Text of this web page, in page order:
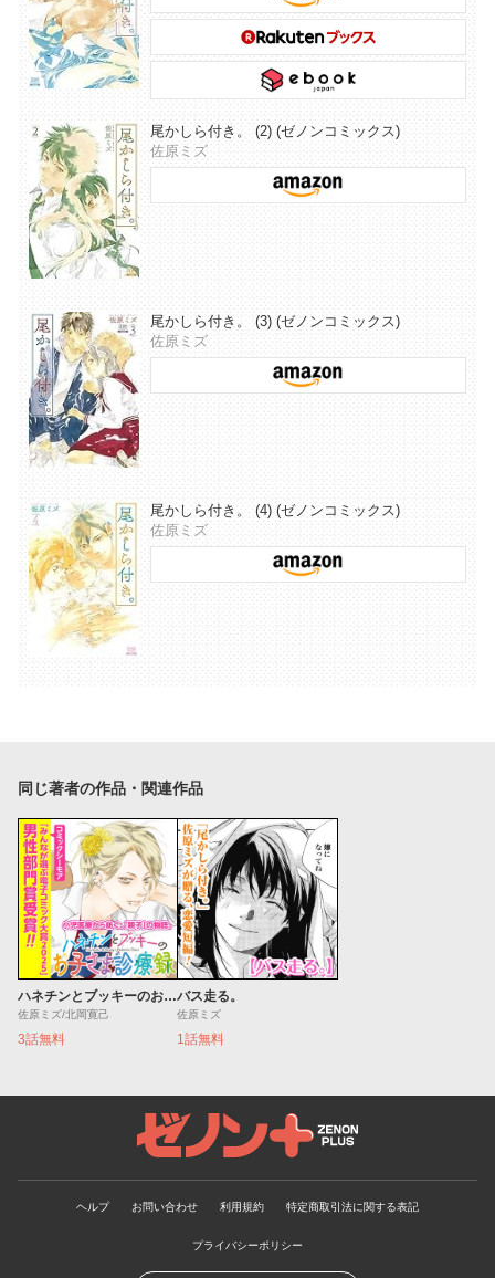
尾かしら付き。 (2) (ゼノンコミックス)
佐原ミズ
尾かしら付き。 (3) (ゼノンコミックス)
佐原ミズ
尾かしら付き。 (4) (ゼノンコミックス)
佐原ミズ
同じ著者の作品・関連作品
ハネチンとブッキーのお子さま診療録
佐原ミズ/北岡寛己
3話無料
バス走る。
佐原ミズ
1話無料
ゼノンプラス
ヘルプ お問い合わせ 利用規約 特定商取引法に関する表記
プライバシーポリシー